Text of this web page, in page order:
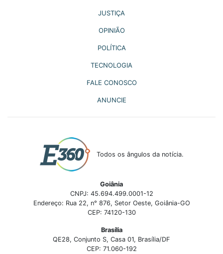
JUSTIÇA
OPINIÃO
POLÍTICA
TECNOLOGIA
FALE CONOSCO
ANUNCIE
Todos os ângulos da notícia.
Goiânia
CNPJ: 45.694.499.0001-12
Endereço: Rua 22, n° 876, Setor Oeste, Goiânia-GO
CEP: 74120-130
Brasília
QE28, Conjunto S, Casa 01, Brasília/DF
CEP: 71.060-192